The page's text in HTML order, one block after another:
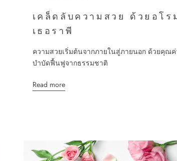
เคล็ดลับความสวย ด้วยอโร
เธอราพี
ความสวยเริ่มต้นจากภายในสู่ภายนอก ด้วยคุณค่
บำบัดฟื้นฟูจากธรรมชาติ
Read more